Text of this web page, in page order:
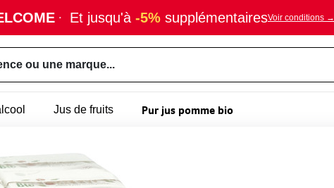
· Et jusqu'à -5% supplémentairesVoir conditions →
ou une marque...
Jus de fruits Pur jus pomme bio